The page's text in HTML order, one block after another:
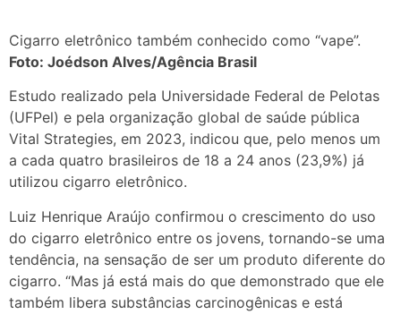
Cigarro eletrônico também conhecido como “vape”.
Foto: Joédson Alves/Agência Brasil
Estudo realizado pela Universidade Federal de Pelotas
(UFPel) e pela organização global de saúde pública
Vital Strategies, em 2023, indicou que, pelo menos um
a cada quatro brasileiros de 18 a 24 anos (23,9%) já
utilizou cigarro eletrônico.
Luiz Henrique Araújo confirmou o crescimento do uso
do cigarro eletrônico entre os jovens, tornando-se uma
tendência, na sensação de ser um produto diferente do
cigarro. “Mas já está mais do que demonstrado que ele
também libera substâncias carcinogênicas e está